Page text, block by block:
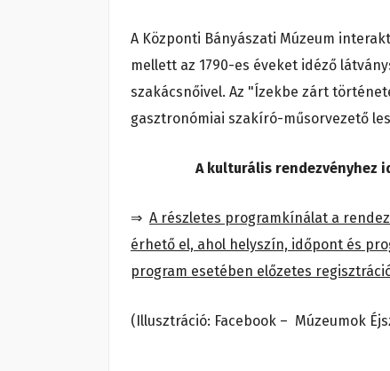
A Központi Bányászati Múzeum
mellett az 1790-es éveket idéző
szakácsnőivel. Az "Ízekbe zárt
gasztronómiai szakíró-műsorvezető
A kulturális rendezvényhez
⇒ A részletes programkínálat a
érhető el, ahol helyszín, időpont és
program esetében előzetes
(Illusztráció: Facebook – Múzeumok